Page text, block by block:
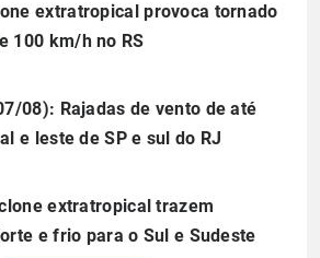
extratropical provoca tornado
100 km/h no RS
08): Rajadas de vento de até
e leste de SP e sul do RJ
extratropical trazem
e frio para o Sul e Sudeste